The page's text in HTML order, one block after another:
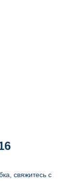
свяжитесь с